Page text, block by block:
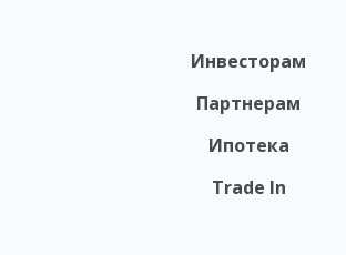
Инвесторам
Партнерам
Ипотека
Trade In